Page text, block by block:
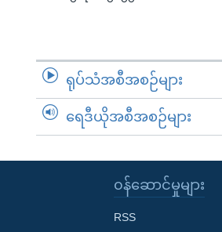
ရုပ်သံအစီအစဉ်များ
ရေဒီယိုအစီအစဉ်များ
၀န်ဆောင်မှုများ
RSS